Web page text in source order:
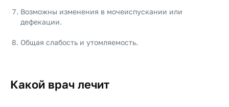
Возможны изменения в мочеиспускании или
дефекации.
Общая слабость и утомляемость.
Какой врач лечит